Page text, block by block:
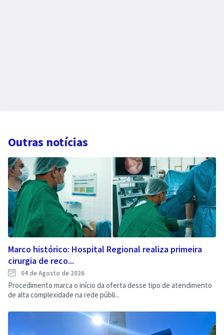
Outras notícias
Marco histórico: Hospital Regional realiza primeira
cirurgia de reco...
04 de Agosto de 2026
Procedimento marca o início da oferta desse tipo de atendimento
de alta complexidade na rede públi...